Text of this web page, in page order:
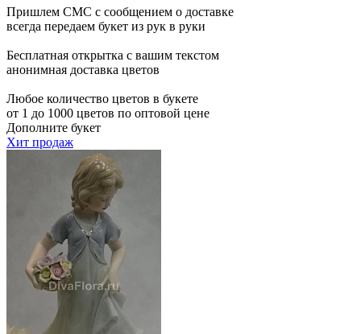
Пришлем СМС с сообщением о доставке
всегда передаем букет из рук в руки
Бесплатная открытка с вашим текстом
анонимная доставка цветов
Любое количество цветов в букете
от 1 до 1000 цветов по оптовой цене
Дополните букет
Хит продаж